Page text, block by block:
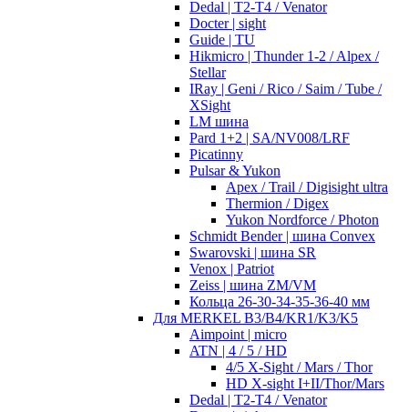
Dedal | T2-T4 / Venator
Docter | sight
Guide | TU
Hikmicro | Thunder 1-2 / Alpex /
Stellar
IRay | Geni / Rico / Saim / Tube /
XSight
LM шина
Pard 1+2 | SA/NV008/LRF
Picatinny
Pulsar & Yukon
Apex / Trail / Digisight ultra
Thermion / Digex
Yukon Nordforce / Photon
Schmidt Bender | шина Convex
Swarovski | шина SR
Venox | Patriot
Zeiss | шина ZM/VM
Кольца 26-30-34-35-36-40 мм
Для MERKEL B3/B4/KR1/K3/K5
Aimpoint | micro
ATN | 4 / 5 / HD
4/5 X-Sight / Mars / Thor
HD X-sight I+II/Thor/Mars
Dedal | T2-T4 / Venator